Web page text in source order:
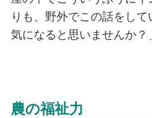
りも、野外でこの話をし
気になると思いませんか？
農の福祉力